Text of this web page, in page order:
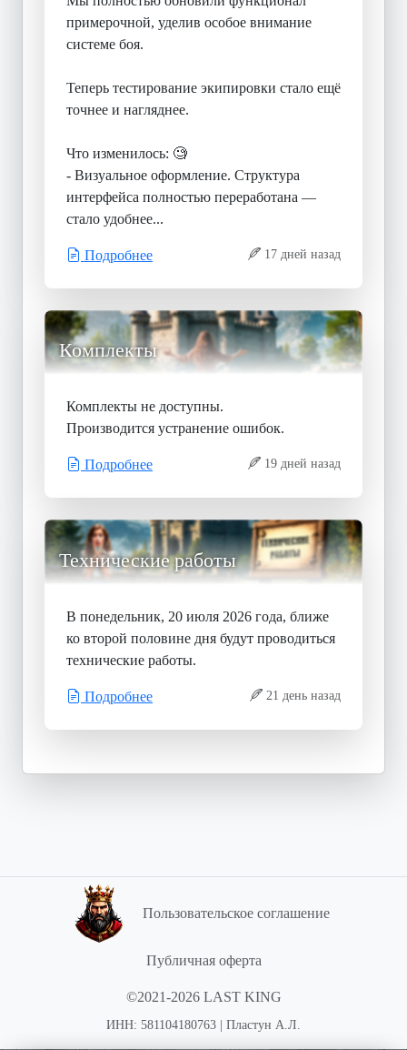
примерочной, уделив особое внимание
системе боя.
Теперь тестирование экипировки стало ещё
точнее и нагляднее.
Что изменилось: 🧐
- Визуальное оформление. Структура
интерфейса полностью переработана —
стало удобнее...
Подробнее 17 дней назад
Комплекты
Комплекты не доступны.
Производится устранение ошибок.
Подробнее 19 дней назад
Технические работы
В понедельник, 20 июля 2026 года, ближе
ко второй половине дня будут проводиться
технические работы.
Подробнее 21 день назад
Пользовательское соглашение
Публичная оферта
©2021-2026 LAST KING
ИНН: 581104180763 | Пластун А.Л.